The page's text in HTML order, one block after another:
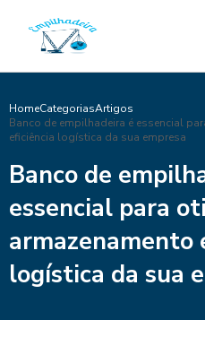
HomeCategoriasArtigos
Banco de empilhadeira é essencial
eficiência logística da sua empresa
Banco de
essencial para
armazenamento
logística da sua